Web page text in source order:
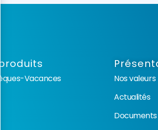
produits
Vacances
Nos valeurs
Actualités
Documents